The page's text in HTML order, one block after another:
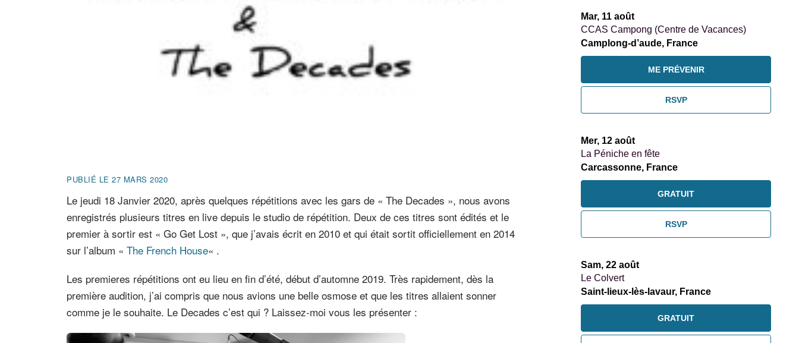
PUBLIÉ LE 27 MARS 2020
Le jeudi 18 Janvier 2020, après quelques répétitions avec les gars de « The Decades », nous avons
enregistrés plusieurs titres en live depuis le studio de répétition. Deux de ces titres sont édités et le
premier à sortir est « Go Get Lost », que j’avais écrit en 2010 et qui était sortit officiellement en 2014
sur l’album « The French House« .
Les premieres répétitions ont eu lieu en fin d’été, début d’automne 2019. Très rapidement, dès la
première audition, j’ai compris que nous avions une belle osmose et que les titres allaient sonner
comme je le souhaite. Le Decades c’est qui ? Laissez-moi vous les présenter :
Mar, 11 août
CCAS Campong (Centre de Vacances)
Camplong-d’aude, France
RSVP
ME PRÉVENIR
Mer, 12 août
La Péniche en fête
Carcassonne, France
RSVP
GRATUIT
Sam, 22 août
Le Colvert
Saint-lieux-lès-lavaur, France
GRATUIT